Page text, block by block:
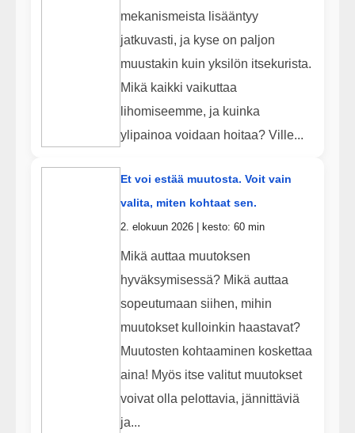
mekanismeista lisääntyy
jatkuvasti, ja kyse on paljon
muustakin kuin yksilön itsekurista.
Mikä kaikki vaikuttaa
lihomiseemme, ja kuinka
ylipainoa voidaan hoitaa? Ville...
Et voi estää muutosta. Voit vain
valita, miten kohtaat sen.
2. elokuun 2026 | kesto: 60 min
Mikä auttaa muutoksen
hyväksymisessä? Mikä auttaa
sopeutumaan siihen, mihin
muutokset kulloinkin haastavat?
Muutosten kohtaaminen koskettaa
aina! Myös itse valitut muutokset
voivat olla pelottavia, jännittäviä
ja...